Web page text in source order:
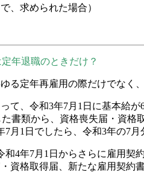
、求められた場合）
年退職のときだけ？
る定年再雇用の際だけでなく、
て、令和3年7月1日に基本給が
書類から、資格喪失届・資格
7月1日でしたら、令和3年の7
和4年7月1日からさらに雇用契
資格取得届、新たな雇用契約